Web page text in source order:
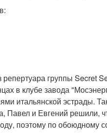
группы Secret
в клубе завода
итальянской эстрады.
Павел и Евгений
поэтому по обоюдному